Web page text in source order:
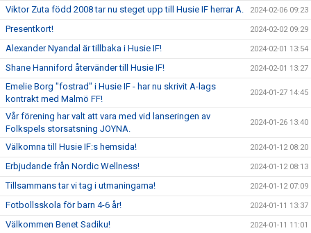
Viktor Zuta född 2008 tar nu steget upp till Husie IF herrar A. 2024-02-06 09:23
Presentkort! 2024-02-02 09:29
Alexander Nyandal är tillbaka i Husie IF! 2024-02-01 13:54
Shane Hanniford återvänder till Husie IF! 2024-02-01 13:27
Emelie Borg "fostrad" i Husie IF - har nu skrivit A-lags
kontrakt med Malmö FF!
2024-01-27 14:45
Vår förening har valt att vara med vid lanseringen av
Folkspels storsatsning JOYNA.
2024-01-26 13:40
Välkomna till Husie IF:s hemsida! 2024-01-12 08:20
Erbjudande från Nordic Wellness! 2024-01-12 08:13
Tillsammans tar vi tag i utmaningarna! 2024-01-12 07:09
Fotbollsskola för barn 4-6 år! 2024-01-11 13:37
Välkommen Benet Sadiku! 2024-01-11 11:01